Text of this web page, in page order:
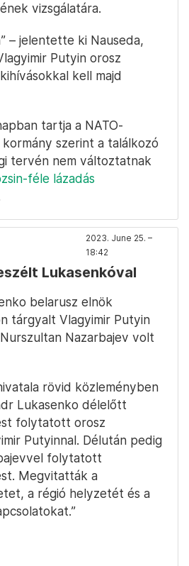
vizsgálatára.
– jelentette ki Nauseda,
Putyin orosz
kell majd
tartja a NATO-
szerint a találkozó
tervén nem változtatnak
féle lázadás
2023. June 25. –
18:42
Lukasenkóval
belarusz elnök
tárgyalt Vlagyimir Putyin
Nazarbajev volt
rövid közleményben
Lukasenko délelőtt
folytatott orosz
Putyinnal. Délután pedig
folytatott
Megvitatták a
a régió helyzetét és a